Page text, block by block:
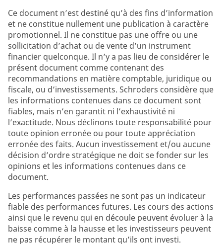
Ce document n’est destiné qu’à des fins d’information
et ne constitue nullement une publication à caractère
promotionnel. Il ne constitue pas une offre ou une
sollicitation d’achat ou de vente d’un instrument
financier quelconque. Il n’y a pas lieu de considérer le
présent document comme contenant des
recommandations en matière comptable, juridique ou
fiscale, ou d’investissements. Schroders considère que
les informations contenues dans ce document sont
fiables, mais n’en garantit ni l’exhaustivité ni
l’exactitude. Nous déclinons toute responsabilité pour
toute opinion erronée ou pour toute appréciation
erronée des faits. Aucun investissement et/ou aucune
décision d’ordre stratégique ne doit se fonder sur les
opinions et les informations contenues dans ce
document.
Les performances passées ne sont pas un indicateur
fiable des performances futures. Les cours des actions
ainsi que le revenu qui en découle peuvent évoluer à la
baisse comme à la hausse et les investisseurs peuvent
ne pas récupérer le montant qu’ils ont investi.